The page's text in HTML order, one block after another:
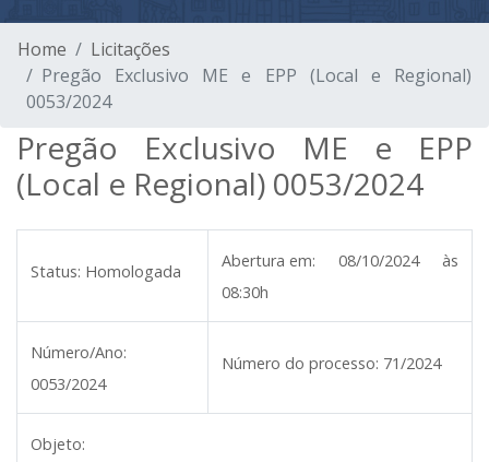
Home
Licitações
Pregão Exclusivo ME e EPP (Local e Regional)
0053/2024
Pregão Exclusivo ME e EPP
(Local e Regional) 0053/2024
Status: Homologada
Abertura em:
08/10/2024 às
08:30h
Número/Ano:
0053/2024
Número do processo: 71/2024
Objeto: